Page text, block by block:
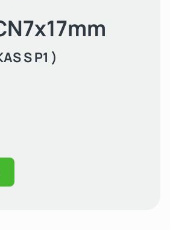
S P1 )